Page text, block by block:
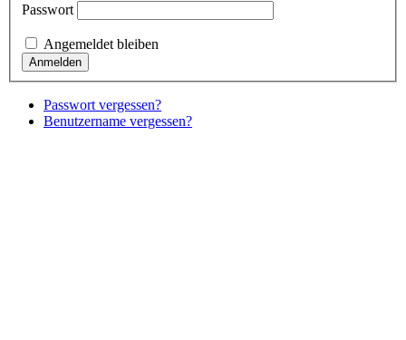
Passwort
Angemeldet bleiben
Passwort vergessen?
Benutzername vergessen?